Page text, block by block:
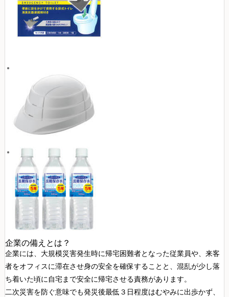
企業の備えとは？
企業には、大規模災害発生時に帰宅困難者となった従業員や、来客
者をオフィスに滞在させ身の安全を確保することと、混乱が少し落
ち着いた頃に自宅まで安全に帰宅させる責務があります。
二次災害を防ぐ意味でも発災後最低３日程度はむやみに出歩かず、